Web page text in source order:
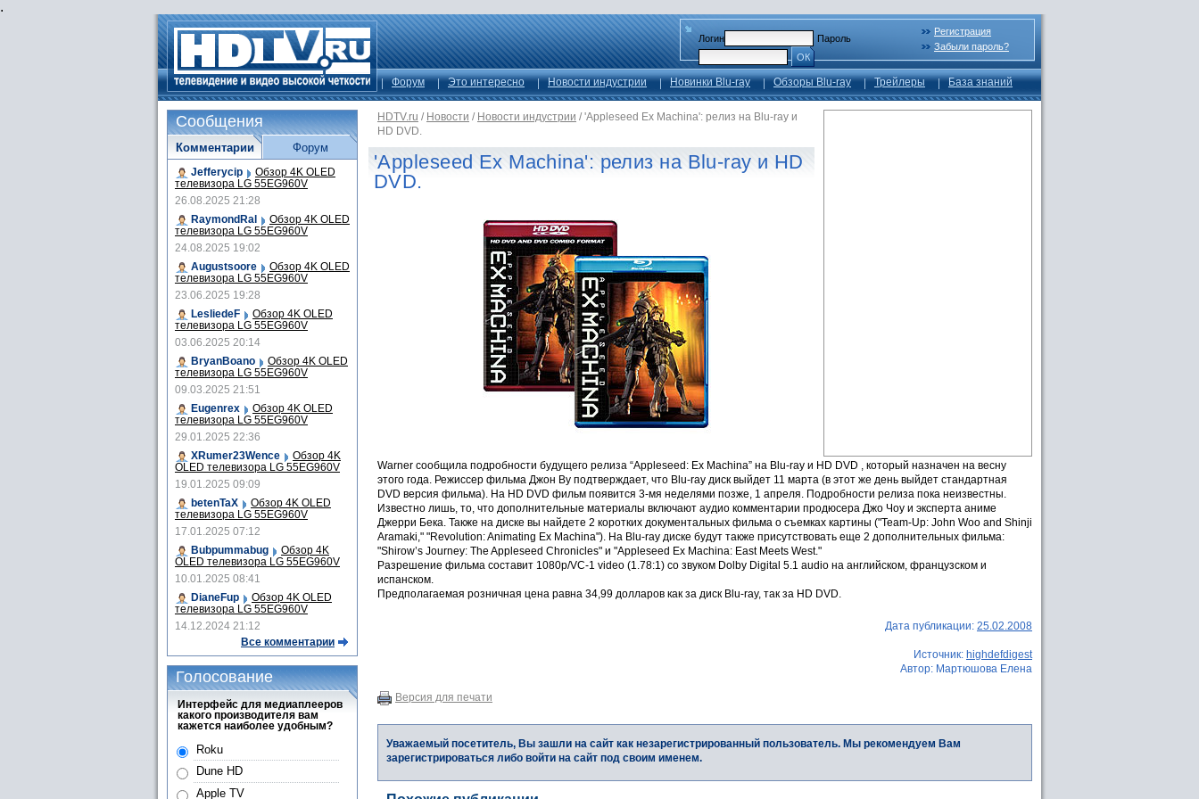
.
Логин
Пароль
ОК
Регистрация
Забыли пароль?
Форум Это интересно Новости индустрии Новинки Blu-ray Обзоры Blu-ray Трейлеры База знаний
HDTV.ru / Новости / Новости индустрии / 'Appleseed Ex Machina': релиз на Blu-ray и
HD DVD.
'Appleseed Ex Machina': релиз на Blu-ray и HD
DVD.
Warner сообщила подробности будущего релиза “Appleseed: Ex Machina” на Blu-ray и HD DVD , который назначен на весну
этого года. Режиссер фильма Джон Ву подтверждает, что Blu-ray диск выйдет 11 марта (в этот же день выйдет стандартная
DVD версия фильма). На HD DVD фильм появится 3-мя неделями позже, 1 апреля. Подробности релиза пока неизвестны.
Известно лишь, то, что дополнительные материалы включают аудио комментарии продюсера Джо Чоу и эксперта аниме
Джерри Бека. Также на диске вы найдете 2 коротких документальных фильма о съемках картины ("Team-Up: John Woo and Shinji
Aramaki," "Revolution: Animating Ex Machina"). На Blu-ray диске будут также присутствовать еще 2 дополнительных фильма:
"Shirow’s Journey: The Appleseed Chronicles" и "Appleseed Ex Machina: East Meets West."
Разрешение фильма составит 1080p/VC-1 video (1.78:1) со звуком Dolby Digital 5.1 audio на английском, французском и
испанском.
Предполагаемая розничная цена равна 34,99 долларов как за диск Blu-ray, так за HD DVD.
Дата публикации: 25.02.2008
Источник: highdefdigest
Автор: Мартюшова Елена
Версия для печати
Уважаемый посетитель, Вы зашли на сайт как незарегистрированный пользователь. Мы рекомендуем Вам
зарегистрироваться либо войти на сайт под своим именем.
Сообщения
Комментарии
Jefferycip Обзор 4K OLED
телевизора LG 55EG960V
26.08.2025 21:28
RaymondRal
Обзор 4K OLED
телевизора LG 55EG960V
24.08.2025 19:02
Augustsoore
Обзор 4K OLED
телевизора LG 55EG960V
23.06.2025 19:28
LesliedeF
Обзор 4K OLED
телевизора LG 55EG960V
03.06.2025 20:14
BryanBoano
Обзор 4K OLED
телевизора LG 55EG960V
09.03.2025 21:51
Eugenrex
Обзор 4K OLED
телевизора LG 55EG960V
29.01.2025 22:36
XRumer23Wence
Обзор 4K
OLED телевизора LG 55EG960V
19.01.2025 09:09
betenTaX
Обзор 4K OLED
телевизора LG 55EG960V
17.01.2025 07:12
Bubpummabug
Обзор 4K
OLED телевизора LG 55EG960V
10.01.2025 08:41
DianeFup
Обзор 4K OLED
телевизора LG 55EG960V
14.12.2024 21:12
Все комментарии
Форум
Голосование
Интерфейс для медиаплееров
какого производителя вам
кажется наиболее удобным?
Roku
Dune HD
Apple TV